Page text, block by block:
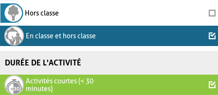
Hors classe
En classe et hors classe
DURÉE DE L'ACTIVITÉ
Activités courtes (< 30
minutes)